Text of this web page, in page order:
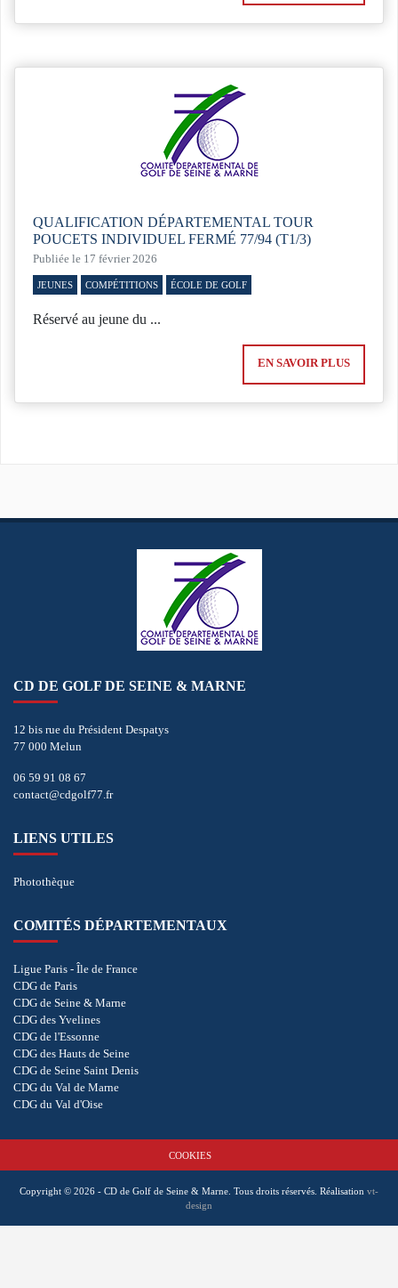
QUALIFICATION DÉPARTEMENTAL TOUR
POUCETS INDIVIDUEL FERMÉ 77/94 (T1/3)
Publiée le 17 février 2026
JEUNES COMPÉTITIONS ÉCOLE DE GOLF
Réservé au jeune du ...
EN SAVOIR PLUS
CD DE GOLF DE SEINE & MARNE
12 bis rue du Président Despatys
77 000 Melun
06 59 91 08 67
contact@cdgolf77.fr
LIENS UTILES
Photothèque
COMITÉS DÉPARTEMENTAUX
Ligue Paris - Île de France
CDG de Paris
CDG de Seine & Marne
CDG des Yvelines
CDG de l'Essonne
CDG des Hauts de Seine
CDG de Seine Saint Denis
CDG du Val de Marne
CDG du Val d'Oise
COOKIES
Copyright © 2026 - CD de Golf de Seine & Marne. Tous droits réservés. Réalisation vt-
design